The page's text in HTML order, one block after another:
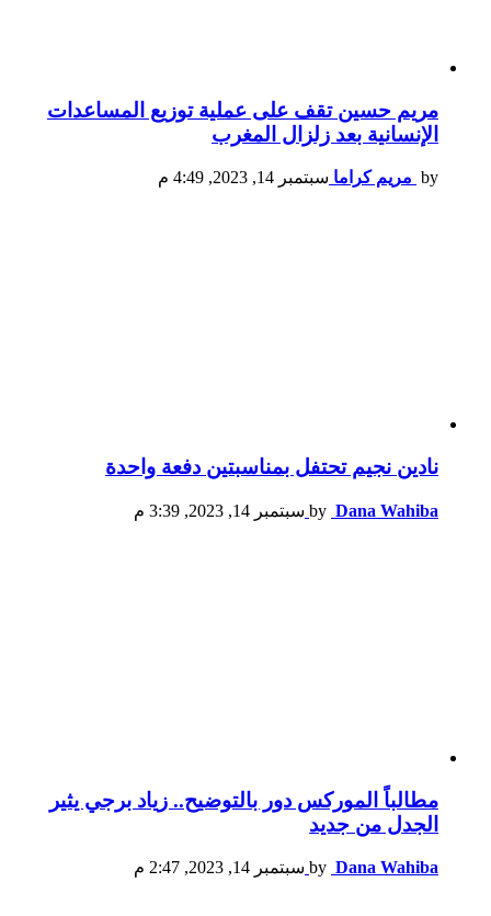
مريم حسين تقف على عملية توزيع المساعدات
الإنسانية بعد زلزال المغرب
by مريم كراما سبتمبر 14, 2023, 4:49 م
نادين نجيم تحتفل بمناسبتين دفعة واحدة
by Dana Wahiba سبتمبر 14, 2023, 3:39 م
مطالباً الموركس دور بالتوضيح.. زياد برجي يثير
الجدل من جديد
by Dana Wahiba سبتمبر 14, 2023, 2:47 م